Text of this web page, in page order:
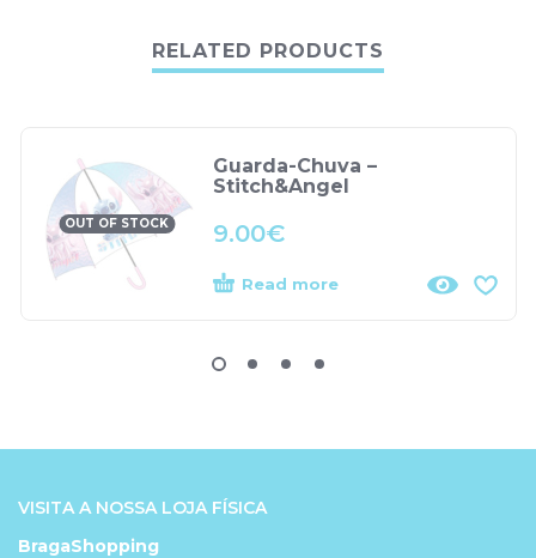
RELATED PRODUCTS
OUT OF STOCK
Guarda-Chuva –
Stitch&Angel
9.00€
Read more
VISITA A NOSSA LOJA FÍSICA
BragaShopping